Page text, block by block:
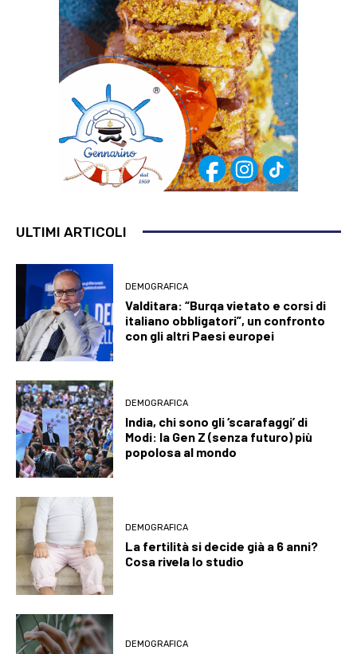
ULTIMI ARTICOLI
DEMOGRAFICA
Valditara: “Burqa vietato e corsi di
italiano obbligatori”, un confronto
con gli altri Paesi europei
DEMOGRAFICA
India, chi sono gli ‘scarafaggi’ di
Modi: la Gen Z (senza futuro) più
popolosa al mondo
DEMOGRAFICA
La fertilità si decide già a 6 anni?
Cosa rivela lo studio
DEMOGRAFICA